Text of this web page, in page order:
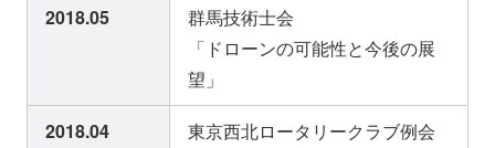
2018.05
群馬技術士会
「ドローンの可能性と今後の展
望」
2018.04
東京西北ロータリークラブ例会